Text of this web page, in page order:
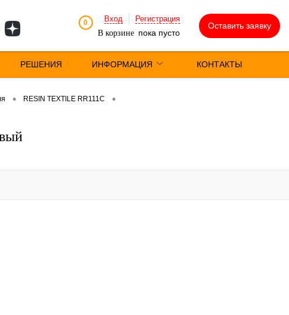
0 Вход
Регистрация
В корзине пока пусто
Оставить заявку
РЕШЕНИЯ ИНФОРМАЦИЯ КОНТАКТЫ
• RESIN TEXTILE RR111C •